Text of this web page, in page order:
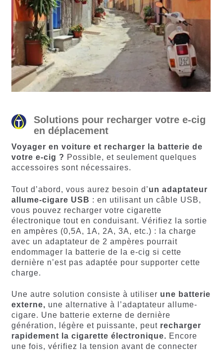
Solutions pour recharger votre e-cig
en déplacement
Voyager en voiture et recharger la batterie de
votre e-cig ? Possible, et seulement quelques
accessoires sont nécessaires.
Tout d’abord, vous aurez besoin d’un adaptateur
allume-cigare USB : en utilisant un câble USB,
vous pouvez recharger votre cigarette
électronique tout en conduisant. Vérifiez la sortie
en ampères (0,5A, 1A, 2A, 3A, etc.) : la charge
avec un adaptateur de 2 ampères pourrait
endommager la batterie de la e-cig si cette
dernière n’est pas adaptée pour supporter cette
charge.
Une autre solution consiste à utiliser une batterie
externe, une alternative à l’adaptateur allume-
cigare. Une batterie externe de dernière
génération, légère et puissante, peut recharger
rapidement la cigarette électronique. Encore
une fois, vérifiez la tension avant de connecter